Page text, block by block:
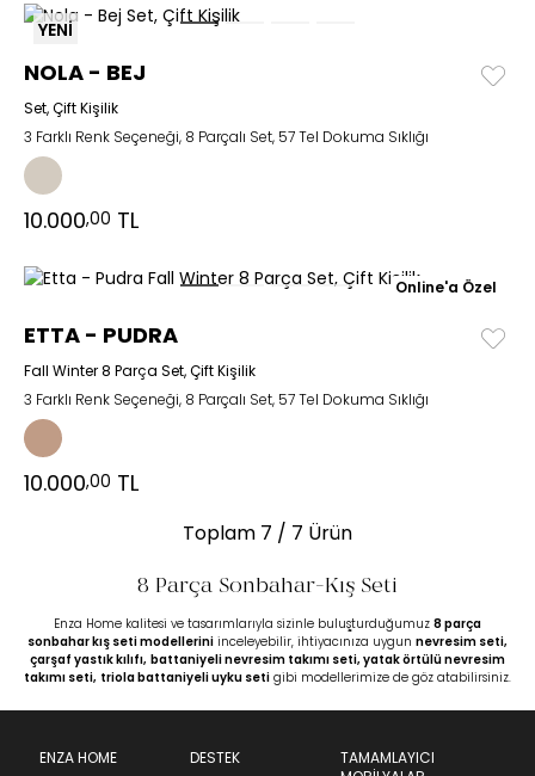
YENİ
NOLA - BEJ
Set, Çift Kişilik
3 Farklı Renk Seçeneği, 8 Parçalı Set, 57 Tel Dokuma Sıklığı
10.000,00 TL
Online'a Özel
ETTA - PUDRA
Fall Winter 8 Parça Set, Çift Kişilik
3 Farklı Renk Seçeneği, 8 Parçalı Set, 57 Tel Dokuma Sıklığı
10.000,00 TL
Toplam 7 / 7 Ürün
8 Parça Sonbahar-Kış Seti
Enza Home kalitesi ve tasarımlarıyla sizinle buluşturduğumuz 8 parça
sonbahar kış seti modellerini inceleyebilir, ihtiyacınıza uygun nevresim seti,
çarşaf yastık kılıfı, battaniyeli nevresim takımı seti, yatak örtülü nevresim
takımı seti, triola battaniyeli uyku seti gibi modellerimize de göz atabilirsiniz.
ENZA HOME DESTEK
TAMAMLAYICI